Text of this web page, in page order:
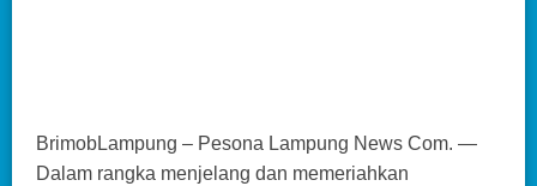
BrimobLampung – Pesona Lampung News Com. —
Dalam rangka menjelang dan memeriahkan